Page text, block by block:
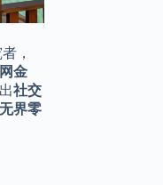
，
金
社交
无界零